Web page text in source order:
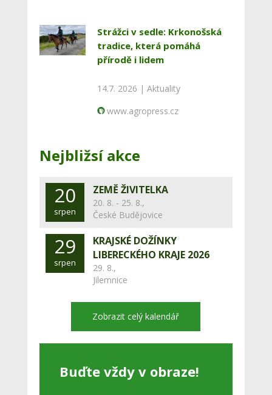
Strážci v sedle: Krkonošská
tradice, která pomáhá
přírodě i lidem
14.7. 2026 | Aktuality
www.agropress.cz
Nejbližsí akce
20
srpen
ZEMĚ ŽIVITELKA
20. 8. - 25. 8.,
České Budějovice
29
srpen
KRAJSKÉ DOŽÍNKY
LIBERECKÉHO KRAJE 2026
29. 8.,
Jilemnice
Zobrazit celý kalendář
Buďte vždy v obraze!